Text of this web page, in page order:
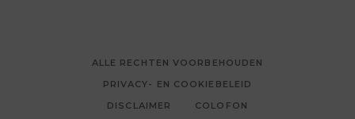
ALLE RECHTEN VOORBEHOUDEN
PRIVACY- EN COOKIEBELEID
DISCLAIMER
COLOFON